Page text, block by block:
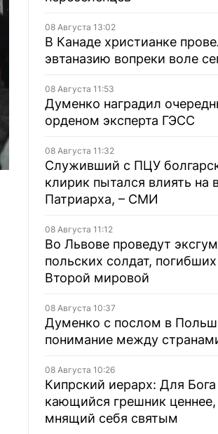
08 Августа 13:02
В Канаде христианке
эвтаназию вопреки воле
08 Августа 11:53
Думенко наградил
орденом эксперта ГЭСС
08 Августа 11:32
Служивший с ПЦУ
клирик пытался влиять на
Патриарха, – СМИ
08 Августа 11:12
Во Львове проведут
польских солдат,
Второй мировой
08 Августа 10:37
Думенко с послом в
понимание между
08 Августа 10:26
Кипрский иерарх: Для Бога
кающийся грешник
мнящий себя святым